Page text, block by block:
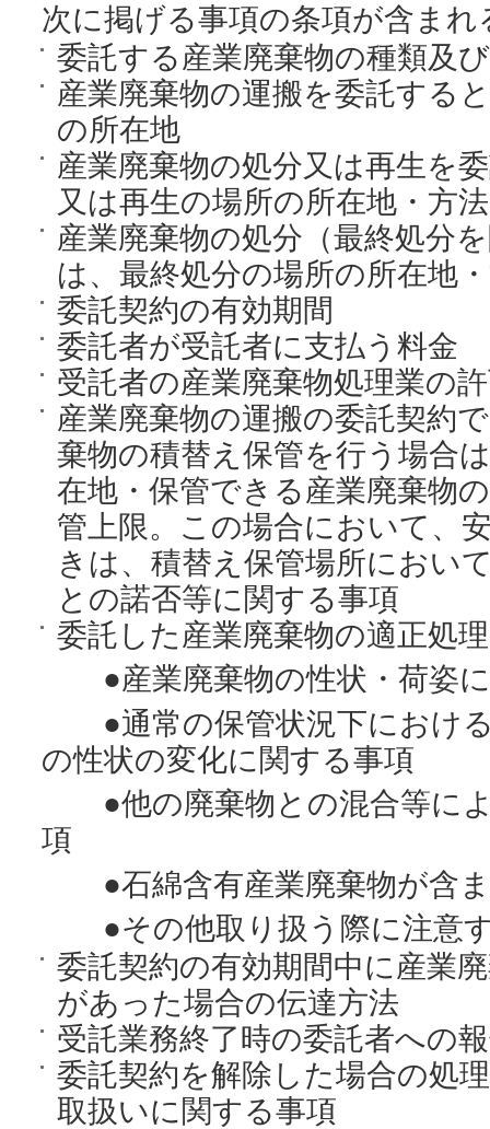
次に掲げる事項の条項が含まれ
委託する産業廃棄物の種類及
産業廃棄物の運搬を委託する
の所在地
産業廃棄物の処分又は再生を
又は再生の場所の所在地・方
産業廃棄物の処分（最終処分
は、最終処分の場所の所在地
委託契約の有効期間
委託者が受託者に支払う料金
受託者の産業廃棄物処理業の
産業廃棄物の運搬の委託契約
棄物の積替え保管を行う場合
在地・保管できる産業廃棄物
管上限。この場合において、
きは、積替え保管場所におい
との諾否等に関する事項
委託した産業廃棄物の適正処
●産業廃棄物の性状・荷姿に
●通常の保管状況下における
の性状の変化に関する事項
●他の廃棄物との混合等によ
項
●石綿含有産業廃棄物が含ま
●その他取り扱う際に注意
委託契約の有効期間中に産業
があった場合の伝達方法
受託業務終了時の委託者への
委託契約を解除した場合の処
取扱いに関する事項